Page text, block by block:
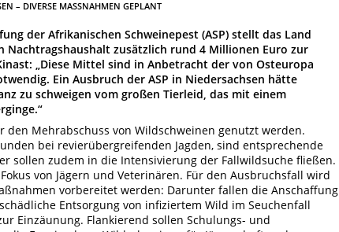
– DIVERSE MASSNAHMEN GEPLANT
der Afrikanischen Schweinepest (ASP) stellt das Land
Nachtragshaushalt zusätzlich rund 4 Millionen Euro zur
„Diese Mittel sind in Anbetracht der von Osteuropa
Ein Ausbruch der ASP in Niedersachsen hätte
zu schweigen vom großen Tierleid, das mit einem
Mehrabschuss von Wildschweinen genutzt werden.
bei revierübergreifenden Jagden, sind entsprechende
sollen zudem in die Intensivierung der Fallwildsuche fließen.
von Jägern und Veterinären. Für den Ausbruchsfall wird
vorbereitet werden: Darunter fallen die Anschaffung
Entsorgung von infiziertem Wild im Seuchenfall
Einzäunung. Flankierend sollen Schulungs- und